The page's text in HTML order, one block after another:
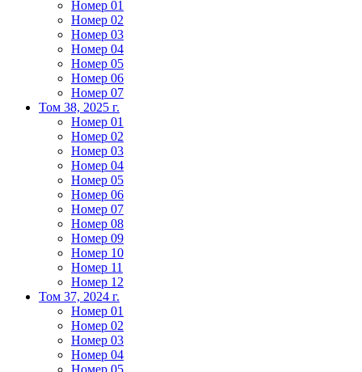
Номер 01
Номер 02
Номер 03
Номер 04
Номер 05
Номер 06
Номер 07
Том 38, 2025 г.
Номер 01
Номер 02
Номер 03
Номер 04
Номер 05
Номер 06
Номер 07
Номер 08
Номер 09
Номер 10
Номер 11
Номер 12
Том 37, 2024 г.
Номер 01
Номер 02
Номер 03
Номер 04
Номер 05